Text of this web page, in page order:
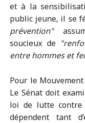
et à la
public jeune, il se
prévention
soucieux de
entre hommes et
Pour le
Le Sénat doit
loi de lutte contre
dépendent tant